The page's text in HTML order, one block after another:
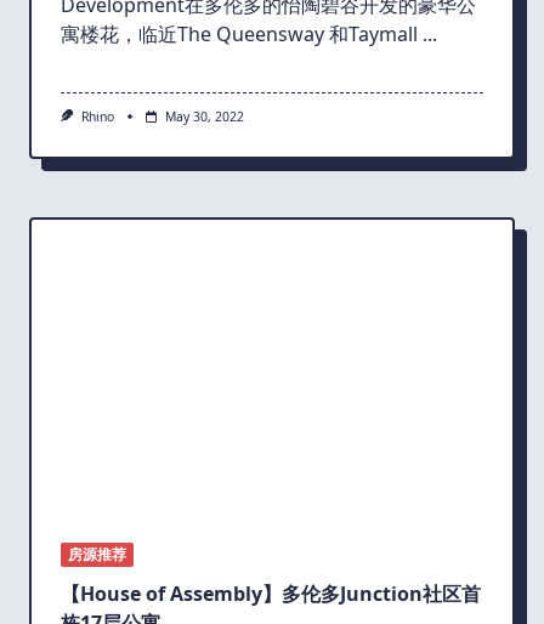
寓楼花，临近The Queensway 和Taymall ...
Rhino May 30, 2022
房源推荐
【House of Assembly】多伦多Junction社区首